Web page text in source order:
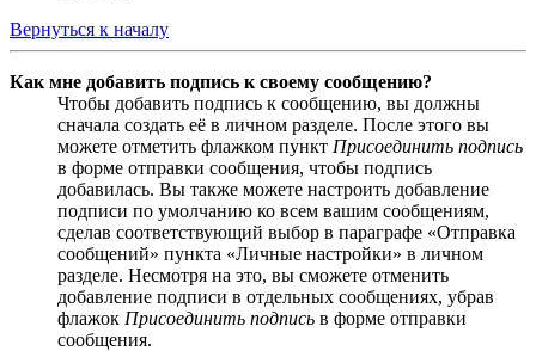
Вернуться к началу
Как мне добавить подпись к своему сообщению?
Чтобы добавить подпись к сообщению, вы должны
сначала создать её в личном разделе. После этого вы
можете отметить флажком пункт Присоединить подпись
в форме отправки сообщения, чтобы подпись
добавилась. Вы также можете настроить добавление
подписи по умолчанию ко всем вашим сообщениям,
сделав соответствующий выбор в параграфе «Отправка
сообщений» пункта «Личные настройки» в личном
разделе. Несмотря на это, вы сможете отменить
добавление подписи в отдельных сообщениях, убрав
флажок Присоединить подпись в форме отправки
сообщения.